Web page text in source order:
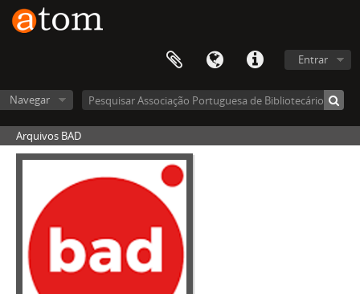
Entrar
Navegar
Arquivos BAD